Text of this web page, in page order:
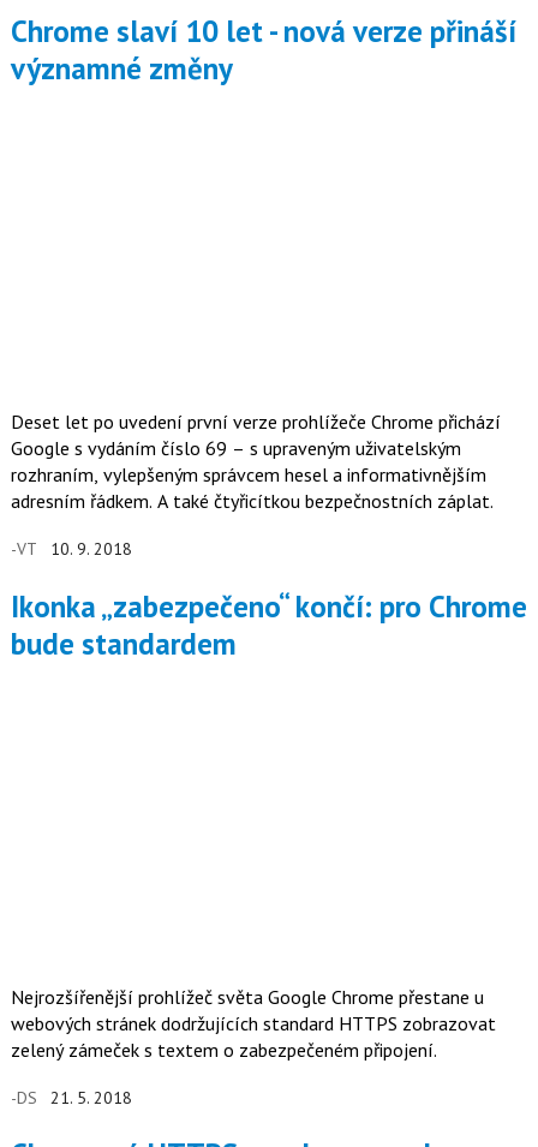
Chrome slaví 10 let - nová verze přináší
významné změny
Deset let po uvedení první verze prohlížeče Chrome přichází
Google s vydáním číslo 69 – s upraveným uživatelským
rozhraním, vylepšeným správcem hesel a informativnějším
adresním řádkem. A také čtyřicítkou bezpečnostních záplat.
-VT 10. 9. 2018
Ikonka „zabezpečeno“ končí: pro Chrome
bude standardem
Nejrozšířenější prohlížeč světa Google Chrome přestane u
webových stránek dodržujících standard HTTPS zobrazovat
zelený zámeček s textem o zabezpečeném připojení.
-DS 21. 5. 2018